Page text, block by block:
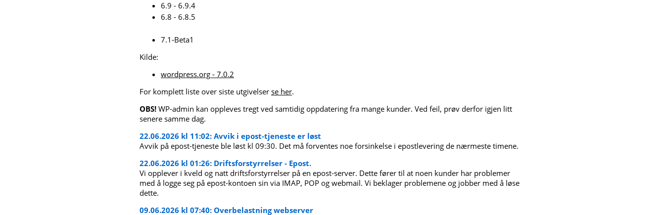
6.9 - 6.9.4
6.8 - 6.8.5
7.1-Beta1
Kilde:
wordpress.org - 7.0.2
For komplett liste over siste utgivelser se her.
OBS! WP-admin kan oppleves tregt ved samtidig oppdatering fra mange kunder. Ved feil, prøv derfor igjen litt
senere samme dag.
22.06.2026 kl 11:02: Avvik i epost-tjeneste er løst
Avvik på epost-tjeneste ble løst kl 09:30. Det må forventes noe forsinkelse i epostlevering de nærmeste timene.
22.06.2026 kl 01:26: Driftsforstyrrelser - Epost.
Vi opplever i kveld og natt driftsforstyrrelser på en epost-server. Dette fører til at noen kunder har problemer
med å logge seg på epost-kontoen sin via IMAP, POP og webmail. Vi beklager problemene og jobber med å løse
dette.
09.06.2026 kl 07:40: Overbelastning webserver